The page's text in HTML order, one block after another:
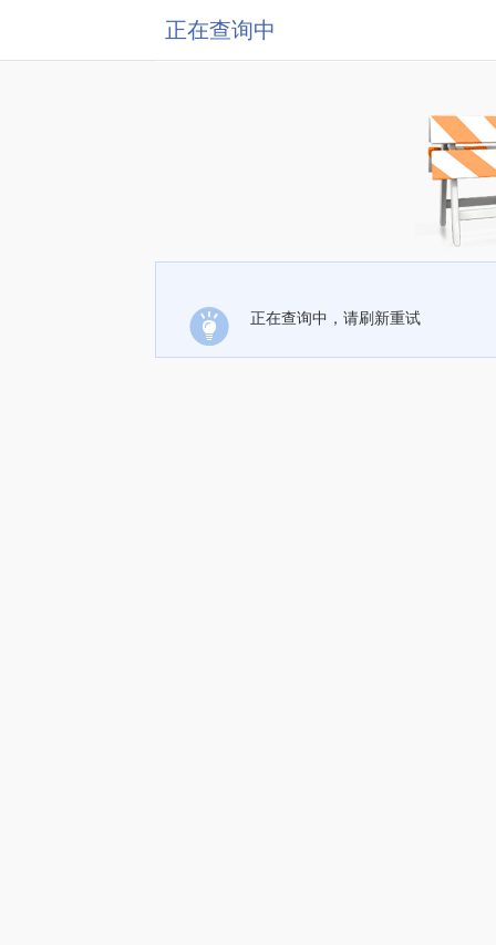
正在查询中
正在查询中，请刷新重试